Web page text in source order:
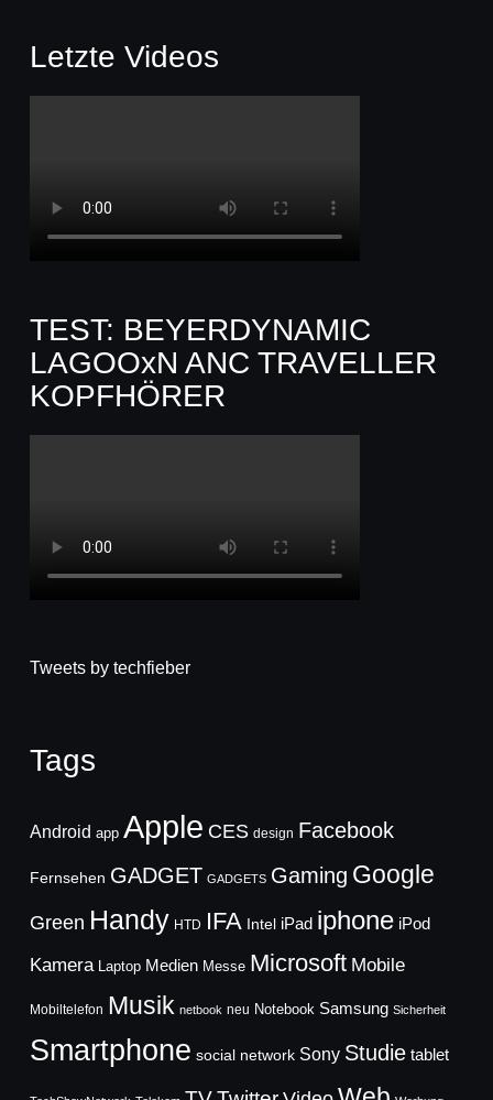
Letzte Videos
TEST: BEYERDYNAMIC
LAGOOxN ANC TRAVELLER
KOPFHÖRER
Tweets by techfieber
Tags
Android app Apple CES design Facebook
Fernsehen GADGET GADGETS Gaming Google
Green Handy HTD IFA Intel iPad iphone iPod
Kamera Laptop Medien Messe Microsoft Mobile
Mobiltelefon Musik netbook neu Notebook Samsung Sicherheit
Smartphone social network Sony Studie tablet